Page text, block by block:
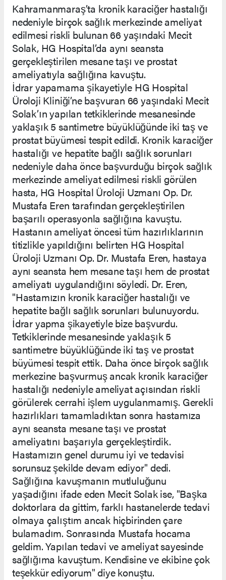
Kahramanmaraş’ta kronik karaciğer hastalığı
nedeniyle birçok sağlık merkezinde ameliyat
edilmesi riskli bulunan 66 yaşındaki Mecit
Solak, HG Hospital’da aynı seansta
gerçekleştirilen mesane taşı ve prostat
ameliyatıyla sağlığına kavuştu.
İdrar yapamama şikayetiyle HG Hospital
Üroloji Kliniği’ne başvuran 66 yaşındaki Mecit
Solak’ın yapılan tetkiklerinde mesanesinde
yaklaşık 5 santimetre büyüklüğünde iki taş ve
prostat büyümesi tespit edildi. Kronik karaciğer
hastalığı ve hepatite bağlı sağlık sorunları
nedeniyle daha önce başvurduğu birçok sağlık
merkezinde ameliyat edilmesi riskli görülen
hasta, HG Hospital Üroloji Uzmanı Op. Dr.
Mustafa Eren tarafından gerçekleştirilen
başarılı operasyonla sağlığına kavuştu.
Hastanın ameliyat öncesi tüm hazırlıklarının
titizlikle yapıldığını belirten HG Hospital
Üroloji Uzmanı Op. Dr. Mustafa Eren, hastaya
aynı seansta hem mesane taşı hem de prostat
ameliyatı uygulandığını söyledi. Dr. Eren,
"Hastamızın kronik karaciğer hastalığı ve
hepatite bağlı sağlık sorunları bulunuyordu.
İdrar yapma şikayetiyle bize başvurdu.
Tetkiklerinde mesanesinde yaklaşık 5
santimetre büyüklüğünde iki taş ve prostat
büyümesi tespit ettik. Daha önce birçok sağlık
merkezine başvurmuş ancak kronik karaciğer
hastalığı nedeniyle ameliyat açısından riskli
görülerek cerrahi işlem uygulanmamış. Gerekli
hazırlıkları tamamladıktan sonra hastamıza
aynı seansta mesane taşı ve prostat
ameliyatını başarıyla gerçekleştirdik.
Hastamızın genel durumu iyi ve tedavisi
sorunsuz şekilde devam ediyor" dedi.
Sağlığına kavuşmanın mutluluğunu
yaşadığını ifade eden Mecit Solak ise, "Başka
doktorlara da gittim, farklı hastanelerde tedavi
olmaya çalıştım ancak hiçbirinden çare
bulamadım. Sonrasında Mustafa hocama
geldim. Yapılan tedavi ve ameliyat sayesinde
sağlığıma kavuştum. Kendisine ve ekibine çok
teşekkür ediyorum" diye konuştu.